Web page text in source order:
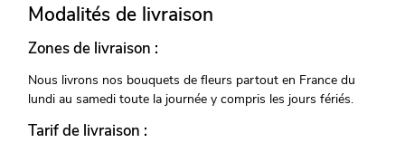
Modalités de livraison
Zones de livraison :
Nous livrons nos bouquets de fleurs partout en France du
lundi au samedi toute la journée y compris les jours fériés.
Tarif de livraison :